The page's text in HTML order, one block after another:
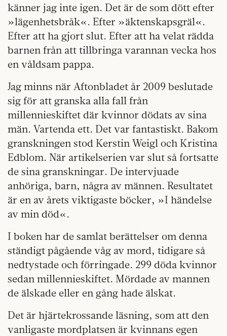
känner jag inte igen. Det är de som dött efter
»lägenhetsbråk«. Efter »äktenskapsgräl«.
Efter att ha gjort slut. Efter att ha velat rädda
barnen från att tillbringa varannan vecka hos
en våldsam pappa.
Jag minns när Aftonbladet år 2009 beslutade
sig för att granska alla fall från
millennieskiftet där kvinnor dödats av sina
män. Vartenda ett. Det var fantastiskt. Bakom
granskningen stod Kerstin Weigl och Kristina
Edblom. När artikelserien var slut så fortsatte
de sina granskningar. De intervjuade
anhöriga, barn, några av männen. Resultatet
är en av årets viktigaste böcker, »I händelse
av min död«.
I boken har de samlat berättelser om denna
ständigt pågående våg av mord, tidigare så
nedtystade och förringade. 299 döda kvinnor
sedan millennieskiftet. Mördade av mannen
de älskade eller en gång hade älskat.
Det är hjärtekrossande läsning, som att den
vanligaste mordplatsen är kvinnans egen